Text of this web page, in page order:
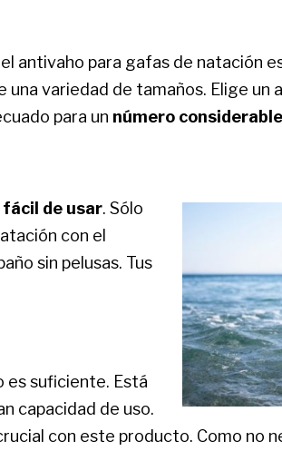
antivaho para gafas de natación
variedad de tamaños. Elige un
para un número
de usar. Sólo
con el
sin pelusas. Tus
es suficiente. Está
capacidad de uso.
con este producto. Como no